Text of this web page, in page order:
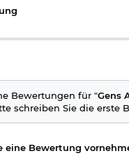
Akkuanschluss
Stecker
Polymer
mAh
Bewertungen für "Gens
schreiben Sie die erste
eine Bewertung